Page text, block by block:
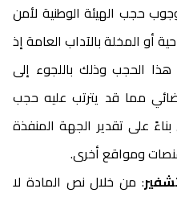
حجب الهيئة الوطنية لأمن
أو المخلة بالآداب العامة إذ
الحجب وذلك باللجوء إلى
مما قد يترتب عليه حجب
على تقدير الجهة المنفذة
ومواقع أخرى.
: من خلال نص المادة لا